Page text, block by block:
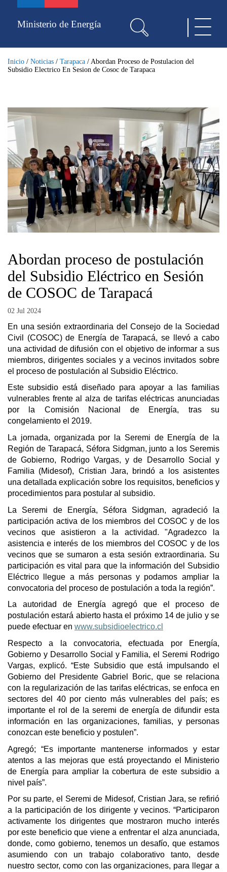
contenidoMinisterio de Energía
Inicio / Noticias / Tarapaca / Abordan Proceso de Postulacion del
Subsidio Electrico En Sesion de Cosoc de Tarapaca
Abordan proceso de postulación
del Subsidio Eléctrico en Sesión
de COSOC de Tarapacá
02 Jul 2024
En una sesión extraordinaria del Consejo de la Sociedad
Civil (COSOC) de Energía de Tarapacá, se llevó a cabo
una actividad de difusión con el objetivo de informar a sus
miembros, dirigentes sociales y a vecinos invitados sobre
el proceso de postulación al Subsidio Eléctrico.
Este subsidio está diseñado para apoyar a las familias
vulnerables frente al alza de tarifas eléctricas anunciadas
por la Comisión Nacional de Energía, tras su
congelamiento el 2019.
La jornada, organizada por la Seremi de Energía de la
Región de Tarapacá, Séfora Sidgman, junto a los Seremis
de Gobierno, Rodrigo Vargas, y de Desarrollo Social y
Familia (Midesof), Cristian Jara, brindó a los asistentes
una detallada explicación sobre los requisitos, beneficios y
procedimientos para postular al subsidio.
La Seremi de Energía, Séfora Sidgman, agradeció la
participación activa de los miembros del COSOC y de los
vecinos que asistieron a la actividad. "Agradezco la
asistencia e interés de los miembros del COSOC y de los
vecinos que se sumaron a esta sesión extraordinaria. Su
participación es vital para que la información del Subsidio
Eléctrico llegue a más personas y podamos ampliar la
convocatoria del proceso de postulación a toda la región”.
La autoridad de Energía agregó que el proceso de
postulación estará abierto hasta el próximo 14 de julio y se
puede efectuar en www.subsidioelectrico.cl
Respecto a la convocatoria, efectuada por Energía,
Gobierno y Desarrollo Social y Familia, el Seremi Rodrigo
Vargas, explicó. “Este Subsidio que está impulsando el
Gobierno del Presidente Gabriel Boric, que se relaciona
con la regularización de las tarifas eléctricas, se enfoca en
sectores del 40 por ciento más vulnerables del país; es
importante el rol de la seremi de energía de difundir esta
información en las organizaciones, familias, y personas
conozcan este beneficio y postulen”.
Agregó; “Es importante mantenerse informados y estar
atentos a las mejoras que está proyectando el Ministerio
de Energía para ampliar la cobertura de este subsidio a
nivel país”.
Por su parte, el Seremi de Midesof, Cristian Jara, se refirió
a la participación de los dirigente y vecinos. “Participaron
activamente los dirigentes que mostraron mucho interés
por este beneficio que viene a enfrentar el alza anunciada,
donde, como gobierno, tenemos un desafío, que estamos
asumiendo con un trabajo colaborativo tanto, desde
nuestro sector, como con las organizaciones, para llegar a